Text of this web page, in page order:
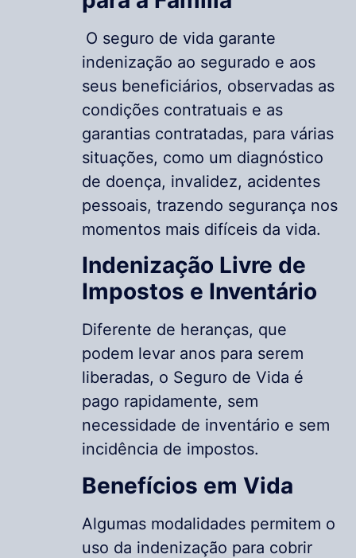
O seguro de vida garante
indenização ao segurado e aos
seus beneficiários, observadas as
condições contratuais e as
garantias contratadas, para várias
situações, como um diagnóstico
de doença, invalidez, acidentes
pessoais, trazendo segurança nos
momentos mais difíceis da vida.
Indenização Livre de
Impostos e Inventário
Diferente de heranças, que
podem levar anos para serem
liberadas, o Seguro de Vida é
pago rapidamente, sem
necessidade de inventário e sem
incidência de impostos.
Benefícios em Vida
Algumas modalidades permitem o
uso da indenização para cobrir